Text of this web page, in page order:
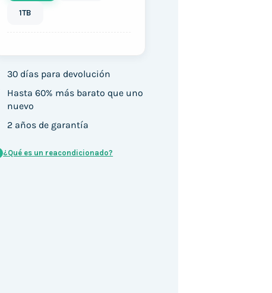
1TB
30 días para devolución
Hasta 60% más barato que uno
nuevo
2 años de garantía
¿Qué es un reacondicionado?